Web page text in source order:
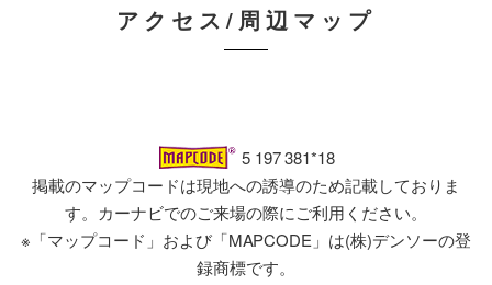
アクセス/周辺マップ
5 197 381*18
掲載のマップコードは現地への誘導のため記載しておりま
す。カーナビでのご来場の際にご利用ください。
※「マップコード」および「MAPCODE」は(株)デンソーの登
録商標です。